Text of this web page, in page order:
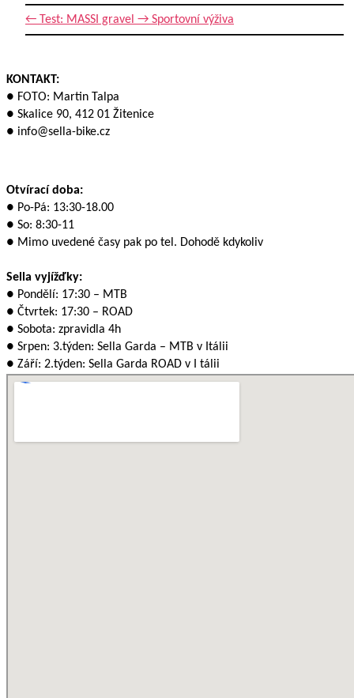
← Test: MASSI gravel → Sportovní výživa
KONTAKT:
● FOTO: Martin Talpa
● Skalice 90, 412 01 Žitenice
● info@sella-bike.cz
Otvírací doba:
● Po-Pá: 13:30-18.00
● So: 8:30-11
● Mimo uvedené časy pak po tel. Dohodě kdykoliv
Sella vyjížďky:
● Pondělí: 17:30 – MTB
● Čtvrtek: 17:30 – ROAD
● Sobota: zpravidla 4h
● Srpen: 3.týden: Sella Garda – MTB v Itálii
● Září: 2.týden: Sella Garda ROAD v I tálii